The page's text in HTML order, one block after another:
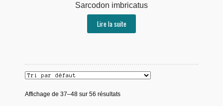
Sarcodon imbricatus
Lire la suite
Affichage de 37–48 sur 56 résultats